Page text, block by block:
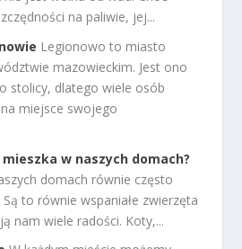
na paliwie, jej...
Legionowo to miasto
mazowieckim. Jest ono
stolicy, dlatego wiele osób
miejsce swojego
mieszka w naszych domach?
domach równie często
to równie wspaniałe zwierzęta
nam wiele radości. Koty,...